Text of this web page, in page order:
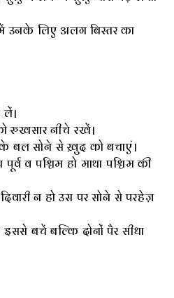
उनके लिए अलग बिस्तर का
रुखसार नीचे रखें।
बल सोने से ख़ुद को बचाएं।
व पश्चिम हो माथा पश्चिम की
न हो उस पर सोने से परहेज़
बचें बल्कि दोनों पैर सीधा